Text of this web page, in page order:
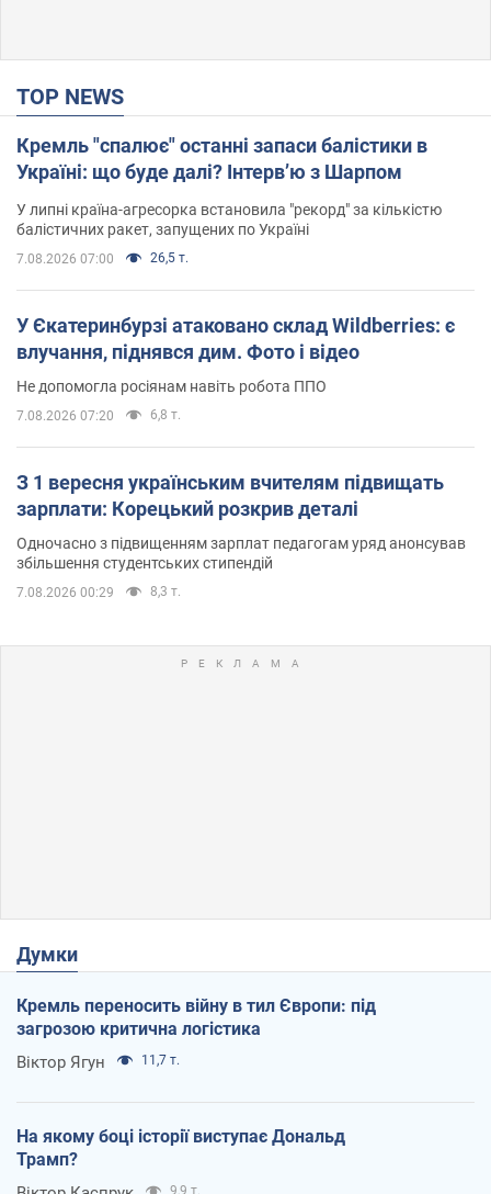
TOP NEWS
Кремль "спалює" останні запаси балістики в
Україні: що буде далі? Інтерв’ю з Шарпом
У липні країна-агресорка встановила "рекорд" за кількістю
балістичних ракет, запущених по Україні
7.08.2026 07:00 26,5 т.
У Єкатеринбурзі атаковано склад Wildberries: є
влучання, піднявся дим. Фото і відео
Не допомогла росіянам навіть робота ППО
7.08.2026 07:20 6,8 т.
З 1 вересня українським вчителям підвищать
зарплати: Корецький розкрив деталі
Одночасно з підвищенням зарплат педагогам уряд анонсував
збільшення студентських стипендій
7.08.2026 00:29 8,3 т.
Думки
Кремль переносить війну в тил Європи: під
загрозою критична логістика
Віктор Ягун 11,7 т.
На якому боці історії виступає Дональд
Трамп?
9,9 т.